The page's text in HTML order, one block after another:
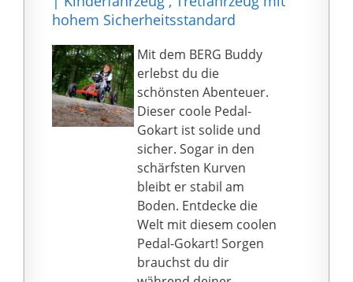
EVA-Reifen bestehen
aus einem Hightech-
Schaumstoff. Dieses
Material ist für den
BERG Reppy die ideale
Alternative zu
herkömmlichen
Gummireifen mit
Schlauch und
Mantel.Dank seiner
Zusammensetzung ist
der EVA-Reifen ebenso
verschleißfest wie die
üblichen Gummireifen,
aber Reifenpannen
Eltern das Auto
Und es verwendet die
Slow-Start-Technologie,
um die Sicherheit von
Kindern effektiv zu
schützen.
Stoßdämpfende Räder
& Scheinwerfer: Die 4
Räder des Fahrzeugs
verfügen über
Federaufhängungen,
sodass sie nicht nur
verschleißfest sind,
sondern auch Stöße
hohem Sicherheitsstandard
Mit dem BERG Buddy
erlebst du die
schönsten Abenteuer.
Dieser coole Pedal-
Gokart ist solide und
sicher. Sogar in den
schärfsten Kurven
bleibt er stabil am
Boden. Entdecke die
Welt mit diesem coolen
Pedal-Gokart! Sorgen
brauchst du dir